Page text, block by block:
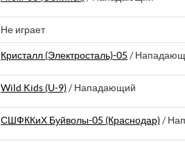
Не играет
Кристалл (Электросталь)-05 /
Wild Kids (U-9) / Нападающий
СШФККиХ Буйволы-05 (Краснодар) /